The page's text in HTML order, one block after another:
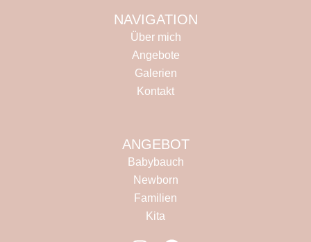
NAVIGATION
Über mich
Angebote
Galerien
Kontakt
ANGEBOT
Babybauch
Newborn
Familien
Kita